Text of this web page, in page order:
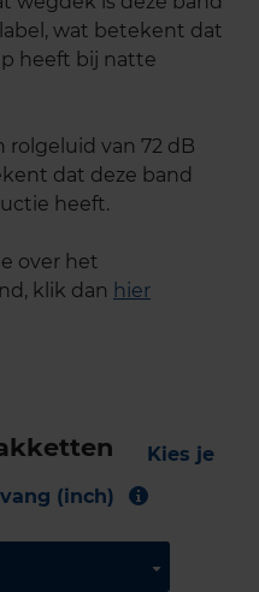
wat betekent dat
heeft bij natte
rolgeluid van 72 dB
dat deze band
heeft.
over het
klik dan hier
Kies je
(inch)